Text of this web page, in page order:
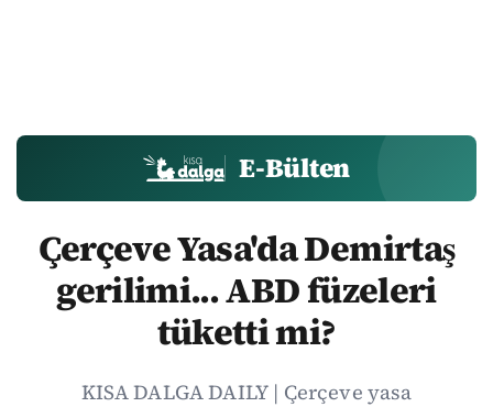
E-Bülten
Çerçeve Yasa'da Demirtaş
gerilimi... ABD füzeleri
tüketti mi?
KISA DALGA DAILY | Çerçeve yasa